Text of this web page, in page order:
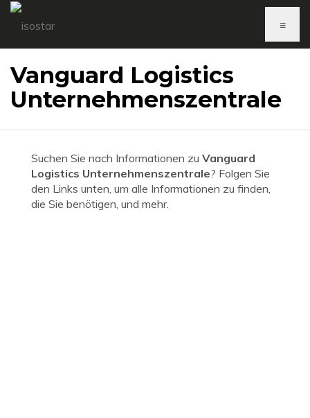
≡
Vanguard Logistics
Unternehmenszentrale
Suchen Sie nach Informationen zu Vanguard
Logistics Unternehmenszentrale? Folgen Sie
den Links unten, um alle Informationen zu finden,
die Sie benötigen, und mehr.